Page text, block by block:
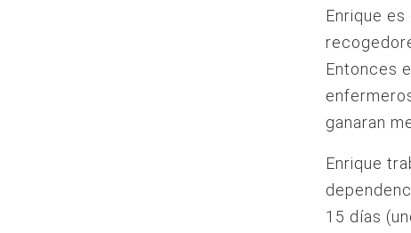
Enrique
Entonces
ganaran
Enrique
15 días